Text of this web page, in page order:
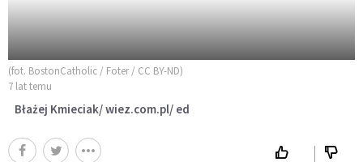
(fot. BostonCatholic / Foter / CC BY-ND)
7 lat temu
Błażej Kmieciak/ wiez.com.pl/ ed